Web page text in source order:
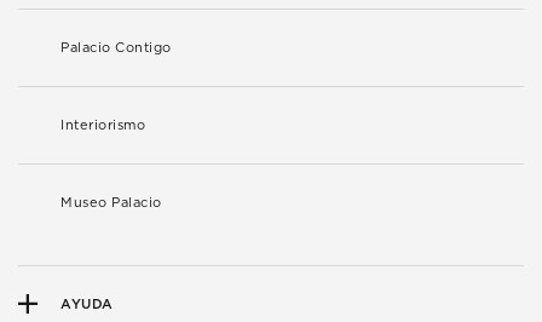
Palacio Contigo
Interiorismo
Museo Palacio
AYUDA